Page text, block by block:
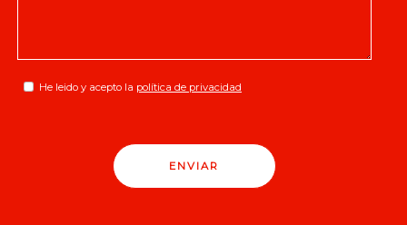
He leido y acepto la política de privacidad
ENVIAR